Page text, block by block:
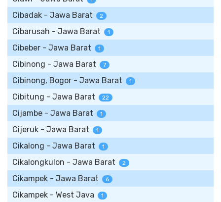
Cibadak - Jawa Barat 2
Cibarusah - Jawa Barat 1
Cibeber - Jawa Barat 1
Cibinong - Jawa Barat 7
Cibinong, Bogor - Jawa Barat 1
Cibitung - Jawa Barat 22
Cijambe - Jawa Barat 1
Cijeruk - Jawa Barat 1
Cikalong - Jawa Barat 1
Cikalongkulon - Jawa Barat 2
Cikampek - Jawa Barat 6
Cikampek - West Java 1